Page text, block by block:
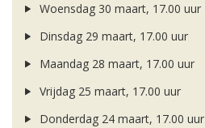
Woensdag 30 maart, 17.00 uur
Dinsdag 29 maart, 17.00 uur
Maandag 28 maart, 17.00 uur
Vrijdag 25 maart, 17.00 uur
Donderdag 24 maart, 17.00 uur